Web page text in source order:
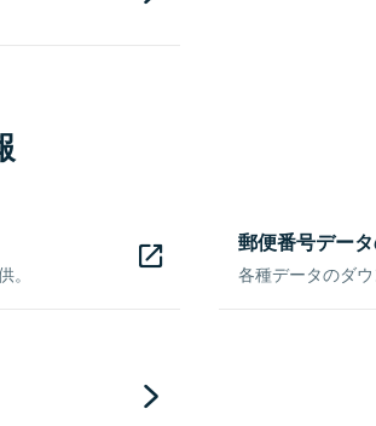
郵便番号デー
各種データのダ